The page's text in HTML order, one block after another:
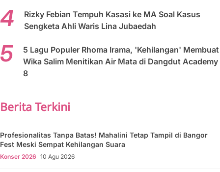
Rizky Febian Tempuh Kasasi ke MA Soal Kasus
Sengketa Ahli Waris Lina Jubaedah
5 Lagu Populer Rhoma Irama, 'Kehilangan' Membuat
Wika Salim Menitikan Air Mata di Dangdut Academy
8
Berita Terkini
Profesionalitas Tanpa Batas! Mahalini Tetap Tampil di Bangor
Fest Meski Sempat Kehilangan Suara
Konser 2026 10 Agu 2026